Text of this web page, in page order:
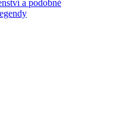
a podobné